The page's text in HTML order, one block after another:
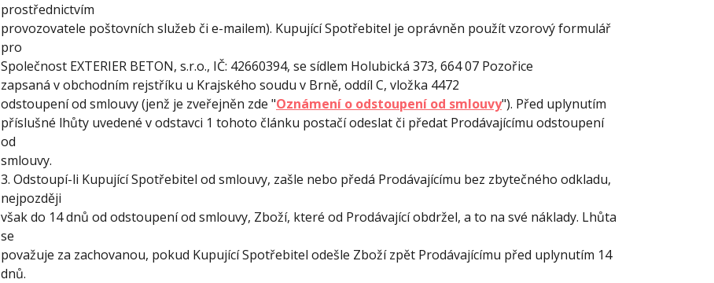
prostřednictvím
provozovatele poštovních služeb či e-mailem). Kupující Spotřebitel je oprávněn použít vzorový formulář
pro
Společnost EXTERIER BETON, s.r.o., IČ: 42660394, se sídlem Holubická 373, 664 07 Pozořice
zapsaná v obchodním rejstříku u Krajského soudu v Brně, oddíl C, vložka 4472
odstoupení od smlouvy (jenž je zveřejněn zde "Oznámení o odstoupení od smlouvy"). Před uplynutím
příslušné lhůty uvedené v odstavci 1 tohoto článku postačí odeslat či předat Prodávajícímu odstoupení
od
smlouvy.
3. Odstoupí-li Kupující Spotřebitel od smlouvy, zašle nebo předá Prodávajícímu bez zbytečného odkladu,
nejpozději
však do 14 dnů od odstoupení od smlouvy, Zboží, které od Prodávající obdržel, a to na své náklady. Lhůta
se
považuje za zachovanou, pokud Kupující Spotřebitel odešle Zboží zpět Prodávajícímu před uplynutím 14
dnů.